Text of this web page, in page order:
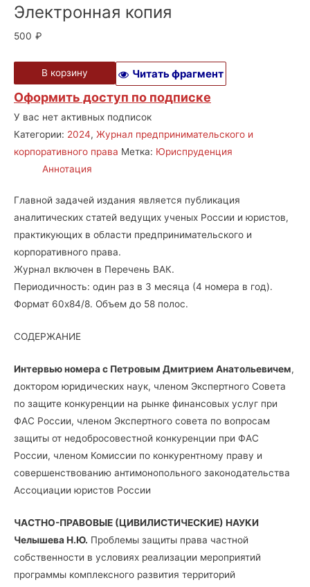
Электронная копия
500 ₽
В корзину Читать фрагмент
Оформить доступ по подписке
У вас нет активных подписок
Категории: 2024, Журнал предпринимательского и
корпоративного права Метка: Юриспруденция
Аннотация
Главной задачей издания является публикация
аналитических статей ведущих ученых России и юристов,
практикующих в области предпринимательского и
корпоративного права.
Журнал включен в Перечень ВАК.
Периодичность: один раз в 3 месяца (4 номера в год).
Формат 60х84/8. Объем до 58 полос.
СОДЕРЖАНИЕ
Интервью номера с Петровым Дмитрием Анатольевичем,
доктором юридических наук, членом Экспертного Совета
по защите конкуренции на рынке финансовых услуг при
ФАС России, членом Экспертного совета по вопросам
защиты от недобросовестной конкуренции при ФАС
России, членом Комиссии по конкурентному праву и
совершенствованию антимонопольного законодательства
Ассоциации юристов России
ЧАСТНО-ПРАВОВЫЕ (ЦИВИЛИСТИЧЕСКИЕ) НАУКИ
Челышева Н.Ю. Проблемы защиты права частной
собственности в условиях реализации мероприятий
программы комплексного развития территорий